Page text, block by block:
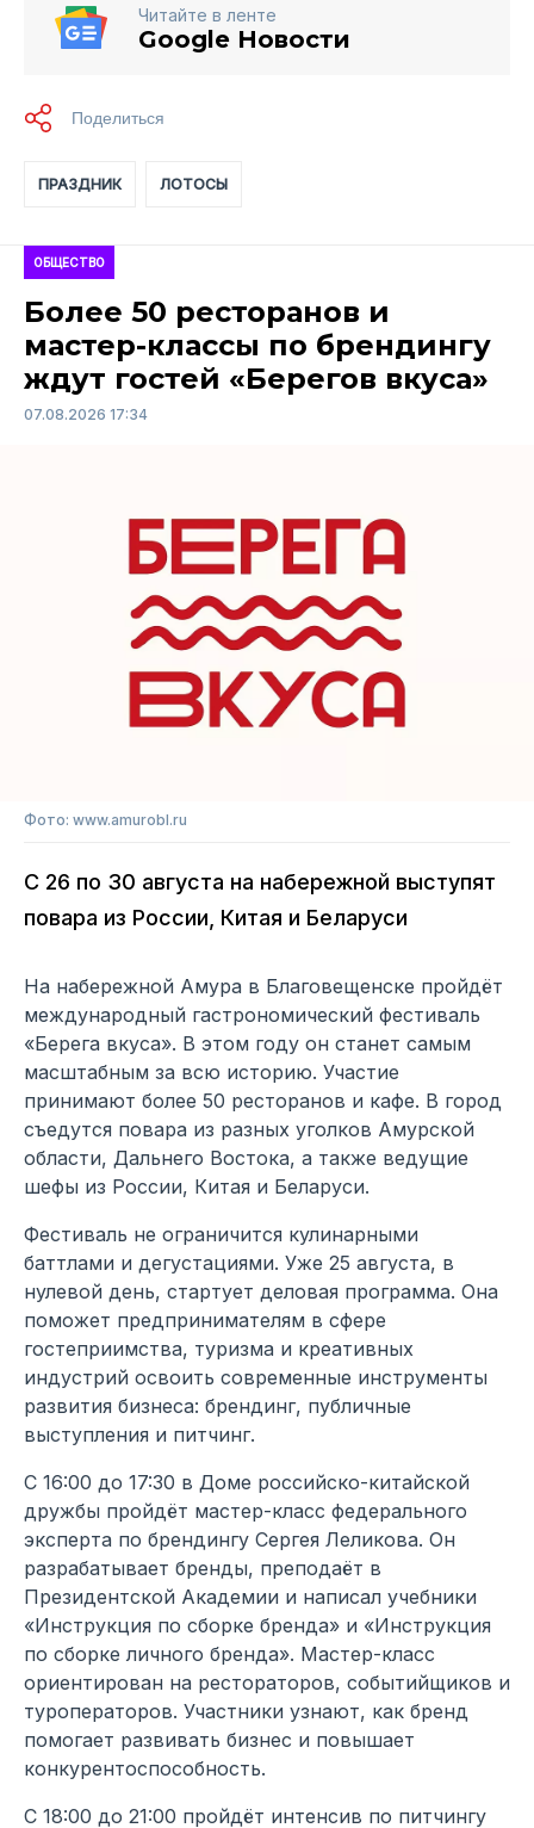
Читайте в ленте
Google Новости
ПРАЗДНИК ЛОТОСЫ
ОБЩЕСТВО
Более 50 ресторанов и
мастер-классы по брендингу
ждут гостей «Берегов вкуса»
07.08.2026 17:34
Фото: www.amurobl.ru
С 26 по 30 августа на набережной выступят
повара из России, Китая и Беларуси
На набережной Амура в Благовещенске пройдёт
международный гастрономический фестиваль
«Берега вкуса». В этом году он станет самым
масштабным за всю историю. Участие
принимают более 50 ресторанов и кафе. В город
съедутся повара из разных уголков Амурской
области, Дальнего Востока, а также ведущие
шефы из России, Китая и Беларуси.
Фестиваль не ограничится кулинарными
баттлами и дегустациями. Уже 25 августа, в
нулевой день, стартует деловая программа. Она
поможет предпринимателям в сфере
гостеприимства, туризма и креативных
индустрий освоить современные инструменты
развития бизнеса: брендинг, публичные
выступления и питчинг.
С 16:00 до 17:30 в Доме российско-китайской
дружбы пройдёт мастер-класс федерального
эксперта по брендингу Сергея Леликова. Он
разрабатывает бренды, преподаёт в
Президентской Академии и написал учебники
«Инструкция по сборке бренда» и «Инструкция
по сборке личного бренда». Мастер-класс
ориентирован на рестораторов, событийщиков и
туроператоров. Участники узнают, как бренд
помогает развивать бизнес и повышает
конкурентоспособность.
С 18:00 до 21:00 пройдёт интенсив по питчингу